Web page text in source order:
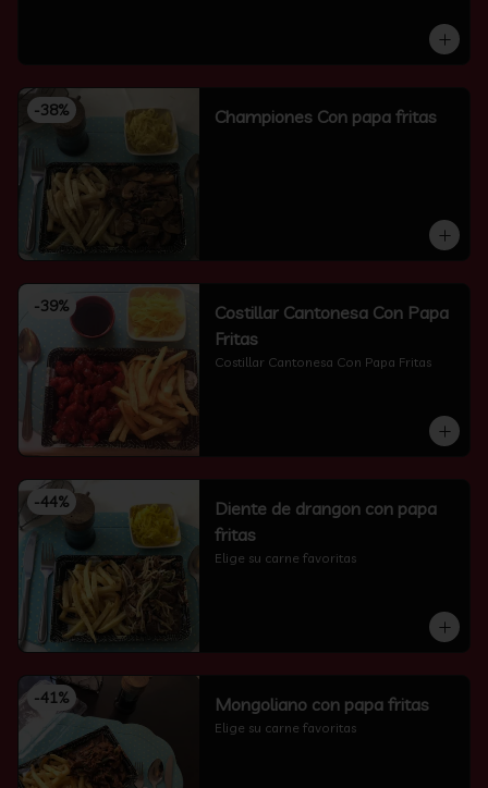
-38% Championes Con papa fritas
-39%
Costillar Cantonesa Con Papa
Fritas
Costillar Cantonesa Con Papa Fritas
-44%
Diente de drangon con papa
fritas
Elige su carne favoritas
-41% Mongoliano con papa fritas
Elige su carne favoritas